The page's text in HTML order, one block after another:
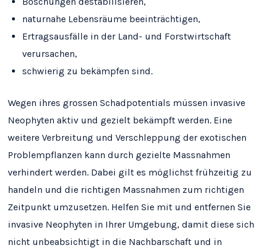
naturnahe Lebensräume beeinträchtigen,
Ertragsausfälle in der Land- und Forstwirtschaft
verursachen,
schwierig zu bekämpfen sind.
Wegen ihres grossen Schadpotentials müssen invasive
Neophyten aktiv und gezielt bekämpft werden. Eine
weitere Verbreitung und Verschleppung der exotischen
Problempflanzen kann durch gezielte Massnahmen
verhindert werden. Dabei gilt es möglichst frühzeitig zu
handeln und die richtigen Massnahmen zum richtigen
Zeitpunkt umzusetzen. Helfen Sie mit und entfernen Sie
invasive Neophyten in Ihrer Umgebung, damit diese sich
nicht unbeabsichtigt in die Nachbarschaft und in